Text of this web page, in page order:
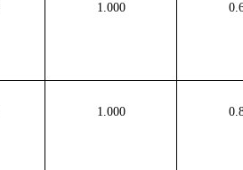
1.000
1.000